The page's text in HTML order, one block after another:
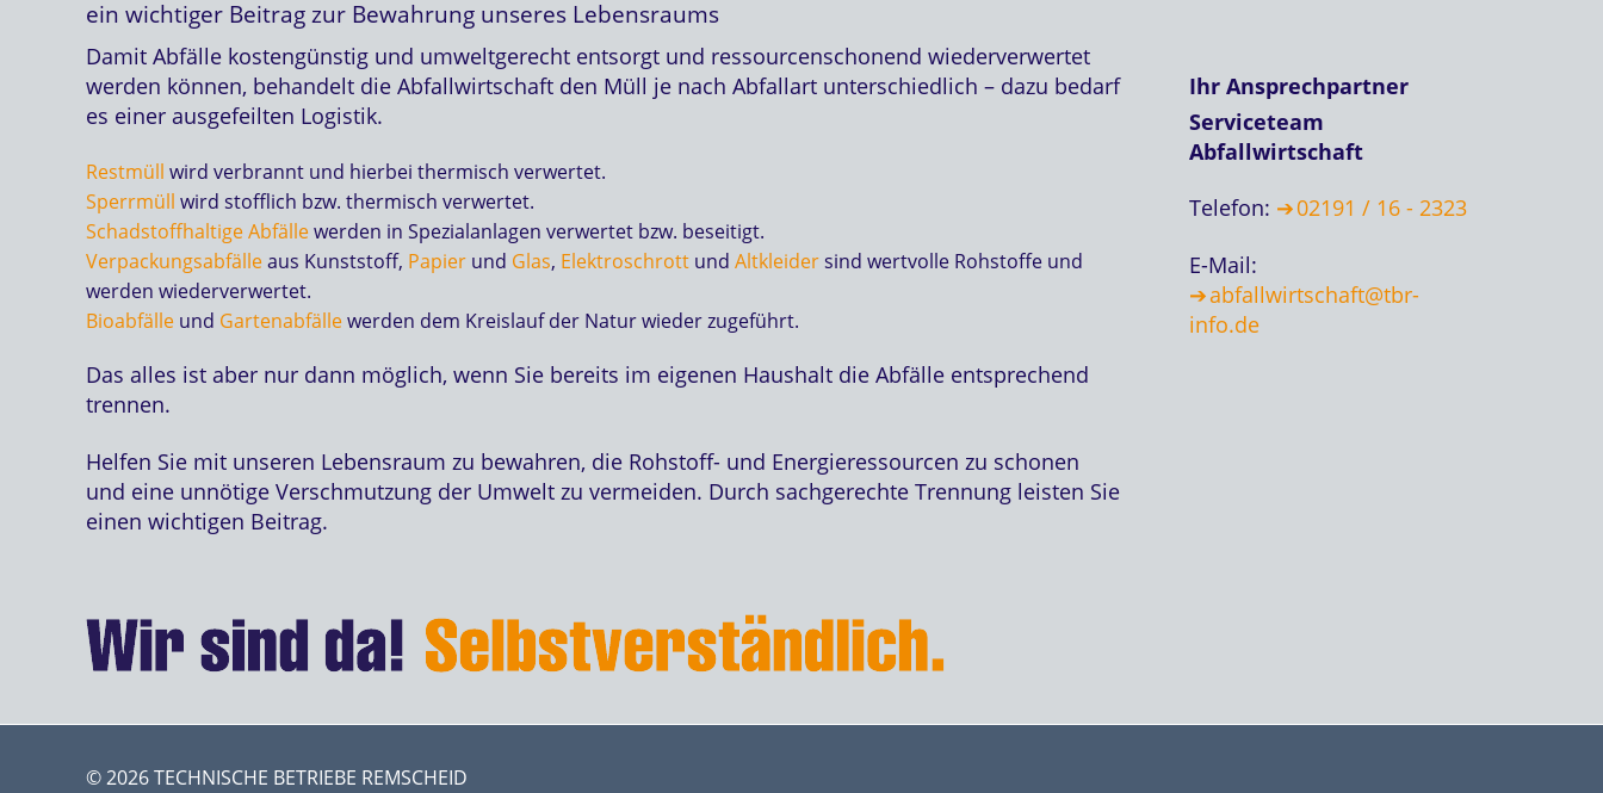
ein wichtiger Beitrag zur Bewahrung unseres Lebensraums
Damit Abfälle kostengünstig und umweltgerecht entsorgt und ressourcenschonend wiederverwertet
werden können, behandelt die Abfallwirtschaft den Müll je nach Abfallart unterschiedlich – dazu bedarf
es einer ausgefeilten Logistik.
Restmüll wird verbrannt und hierbei thermisch verwertet.
Sperrmüll wird stofflich bzw. thermisch verwertet.
Schadstoffhaltige Abfällewerden in Spezialanlagen verwertet bzw. beseitigt.
Verpackungsabfälleaus Kunststoff, Papier und Glas, Elektroschrott und Altkleidersind wertvolle Rohstoffe und
werden wiederverwertet.
Bioabfälle und Gartenabfällewerden dem Kreislauf der Natur wieder zugeführt.
Das alles ist aber nur dann möglich, wenn Sie bereits im eigenen Haushalt die Abfälle entsprechend
trennen.
Helfen Sie mit unseren Lebensraum zu bewahren, die Rohstoff- und Energieressourcen zu schonen
und eine unnötige Verschmutzung der Umwelt zu vermeiden. Durch sachgerechte Trennung leisten Sie
einen wichtigen Beitrag.
Ihr Ansprechpartner
Serviceteam
Abfallwirtschaft
Telefon:
02191 / 16 - 2323
E-Mail:
abfallwirtschaft@tbr-
info.de
© 2026 TECHNISCHE BETRIEBE REMSCHEID